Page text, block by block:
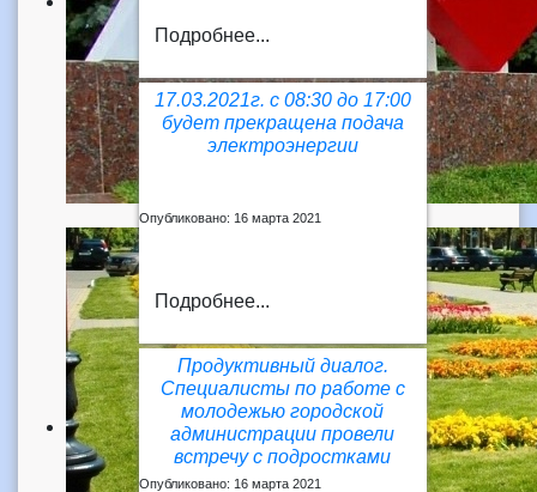
Подробнее...
17.03.2021г. с 08:30 до 17:00
будет прекращена подача
электроэнергии
Опубликовано: 16 марта 2021
Подробнее...
Продуктивный диалог.
Специалисты по работе с
молодежью городской
администрации провели
встречу с подростками
Опубликовано: 16 марта 2021